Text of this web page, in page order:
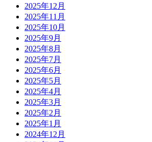
2025年12月
2025年11月
2025年10月
2025年9月
2025年8月
2025年7月
2025年6月
2025年5月
2025年4月
2025年3月
2025年2月
2025年1月
2024年12月